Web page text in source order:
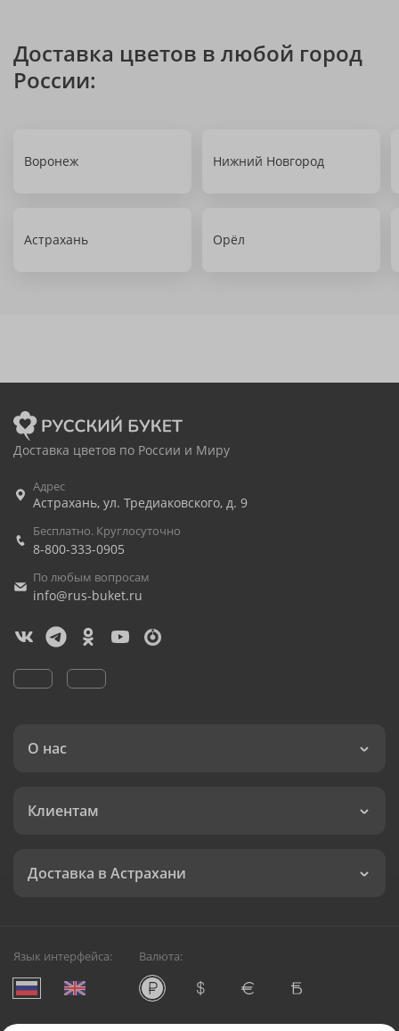
Доставка цветов в любой город
России:
Воронеж Нижний Новгород
Астрахань Орёл
Доставка цветов по России и Миру
Адрес
Астрахань, ул. Тредиаковского, д. 9
Бесплатно. Круглосуточно
8-800-333-0905
По любым вопросам
info@rus-buket.ru
О нас
Клиентам
Доставка в Астрахани
Язык интерфейса: Валюта: